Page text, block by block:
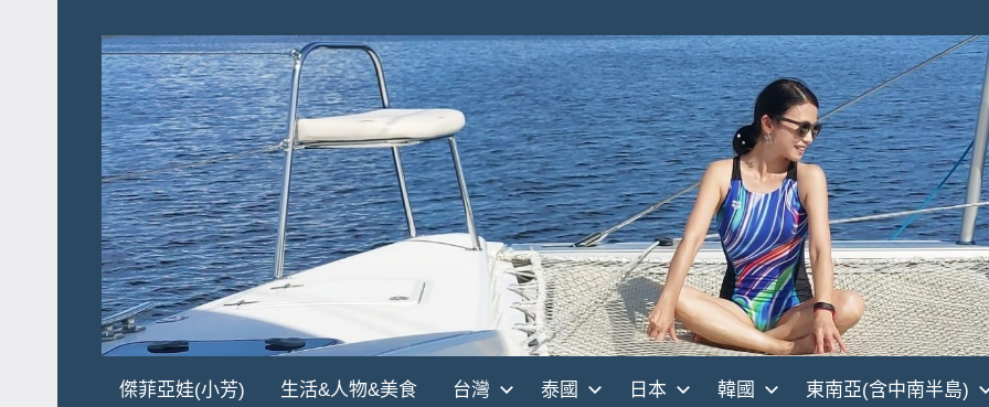
content
傑
傑菲亞娃(小芳) 生活&人物&美食 台灣 泰國 日本 韓國 東南亞(含中南半島)